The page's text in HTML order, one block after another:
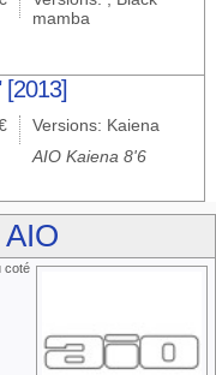
mamba
[2013]
Versions: Kaiena
AIO Kaiena 8'6
coté